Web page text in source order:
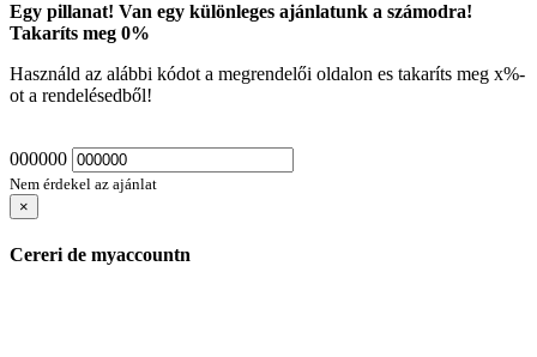
Egy pillanat! Van egy különleges ajánlatunk a számodra!
Takaríts meg 0%
Használd az alábbi kódot a megrendelői oldalon es takaríts meg x%-
ot a rendelésedből!
000000
Nem érdekel az ajánlat
×
Cereri de myaccountn